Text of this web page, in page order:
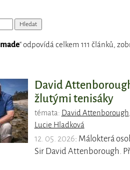
made“ odpovídá celkem 111 článků,
David
žlutými tenisáky
témata: David Attenborough
Lucie Hladková
12. 05. 2026: Málokterá
Sir David Attenborough.